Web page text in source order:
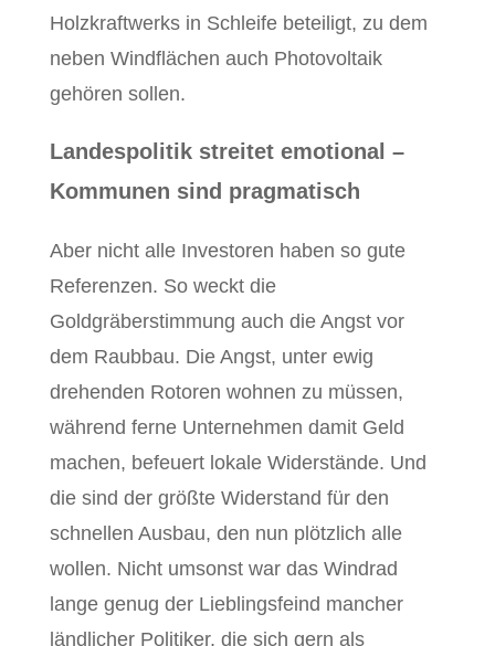
Holzkraftwerks in Schleife beteiligt, zu dem
neben Windflächen auch Photovoltaik
gehören sollen.
Landespolitik streitet emotional –
Kommunen sind pragmatisch
Aber nicht alle Investoren haben so gute
Referenzen. So weckt die
Goldgräberstimmung auch die Angst vor
dem Raubbau. Die Angst, unter ewig
drehenden Rotoren wohnen zu müssen,
während ferne Unternehmen damit Geld
machen, befeuert lokale Widerstände. Und
die sind der größte Widerstand für den
schnellen Ausbau, den nun plötzlich alle
wollen. Nicht umsonst war das Windrad
lange genug der Lieblingsfeind mancher
ländlicher Politiker, die sich gern als